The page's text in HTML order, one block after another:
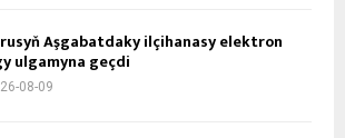
Aşgabatdaky ilçihanasy elektron
ulgamyna geçdi
08-09